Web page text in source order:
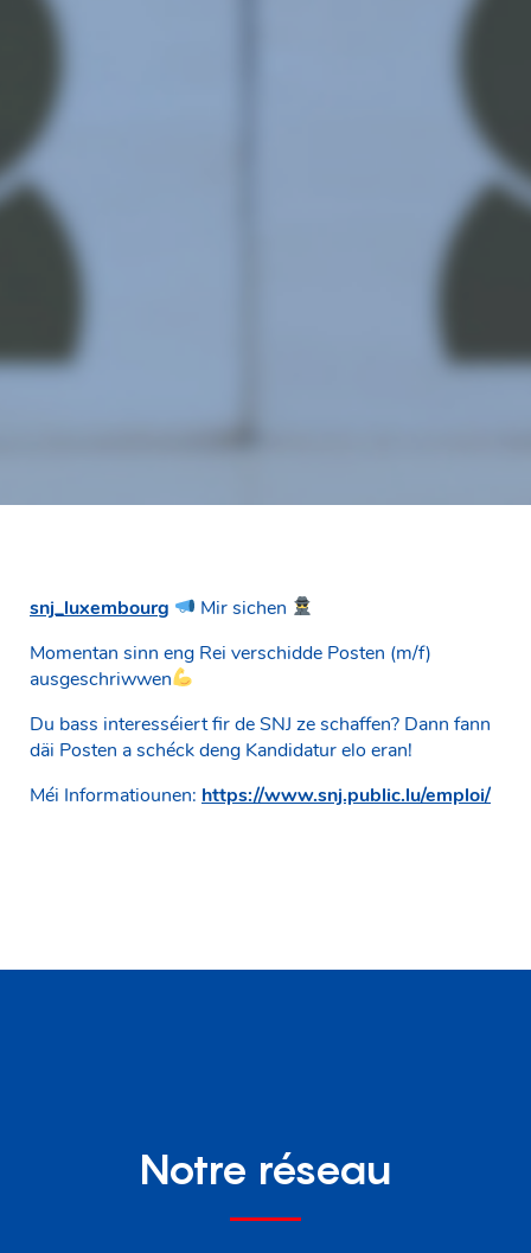
snj_luxembourg
Mir sichen
Momentan sinn eng Rei verschidde Posten (m/f)
ausgeschriwwen
Du bass interesséiert fir de SNJ ze schaffen? Dann fann
däi Posten a schéck deng Kandidatur elo eran!
Méi Informatiounen: https://www.snj.public.lu/emploi/
Notre réseau